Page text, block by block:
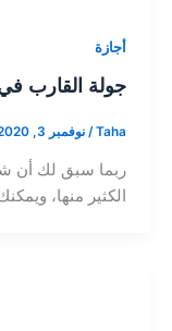
أجازة
جولة القارب في
Taha
/ نوفمبر 3, 2020
ربما سبق لك أن
الكثير منها،